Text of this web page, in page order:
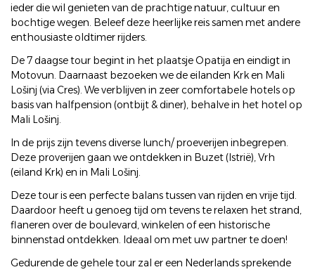
ieder die wil genieten van de prachtige natuur, cultuur en
bochtige wegen. Beleef deze heerlijke reis samen met andere
enthousiaste oldtimer rijders.
De 7 daagse tour begint in het plaatsje Opatija en eindigt in
Motovun. Daarnaast bezoeken we de eilanden Krk en Mali
Lošinj (via Cres). We verblijven in zeer comfortabele hotels op
basis van halfpension (ontbijt & diner), behalve in het hotel op
Mali Lošinj.
In de prijs zijn tevens diverse lunch/ proeverijen inbegrepen.
Deze proverijen gaan we ontdekken in Buzet (Istrië), Vrh
(eiland Krk) en in Mali Lošinj.
Deze tour is een perfecte balans tussen van rijden en vrije tijd.
Daardoor heeft u genoeg tijd om tevens te relaxen het strand,
flaneren over de boulevard, winkelen of een historische
binnenstad ontdekken. Ideaal om met uw partner te doen!
Gedurende de gehele tour zal er een Nederlands sprekende